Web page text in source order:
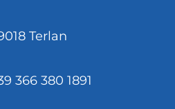
Terlan
366 380 1891